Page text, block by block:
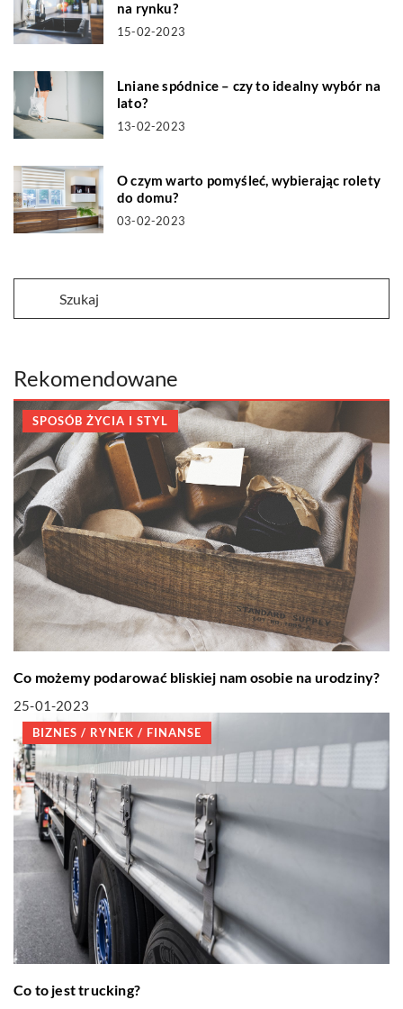
na rynku?
15-02-2023
Lniane spódnice – czy to idealny wybór na
lato?
13-02-2023
O czym warto pomyśleć, wybierając rolety
do domu?
03-02-2023
Rekomendowane
SPOSÓB ŻYCIA I STYL
Co możemy podarować bliskiej nam osobie na urodziny?
25-01-2023
BIZNES / RYNEK / FINANSE
Co to jest trucking?